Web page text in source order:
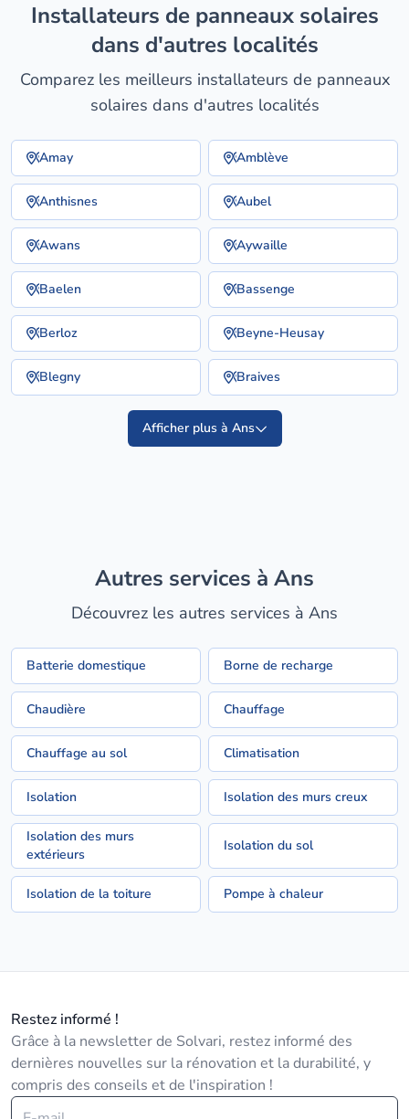
installateurs de panneaux solaires
dans d'autres localités
Comparez les meilleurs installateurs de panneaux
solaires dans d'autres localités
Amay Amblève
Anthisnes Aubel
Awans Aywaille
Baelen Bassenge
Berloz Beyne-Heusay
Blegny Braives
Afficher plus à Ans
Autres services à Ans
Découvrez les autres services à Ans
Batterie domestique Borne de recharge
Chaudière Chauffage
Chauffage au sol Climatisation
Isolation Isolation des murs creux
Isolation des murs
extérieurs
Isolation du sol
Isolation de la toiture Pompe à chaleur
Restez informé !
Grâce à la newsletter de Solvari, restez informé des
dernières nouvelles sur la rénovation et la durabilité, y
compris des conseils et de l'inspiration !